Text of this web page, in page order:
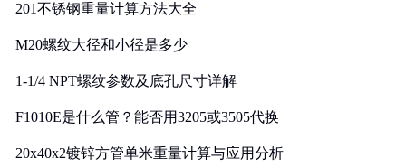
201不锈钢重量计算方法大全
M20螺纹大径和小径是多少
1-1/4 NPT螺纹参数及底孔尺寸详解
F1010E是什么管？能否用3205或3505代换
20x40x2镀锌方管单米重量计算与应用分析